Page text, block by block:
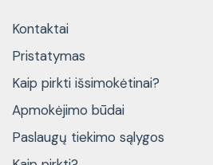
Kontaktai
Pristatymas
Kaip pirkti išsimokėtinai?
Apmokėjimo būdai
Paslaugų tiekimo sąlygos